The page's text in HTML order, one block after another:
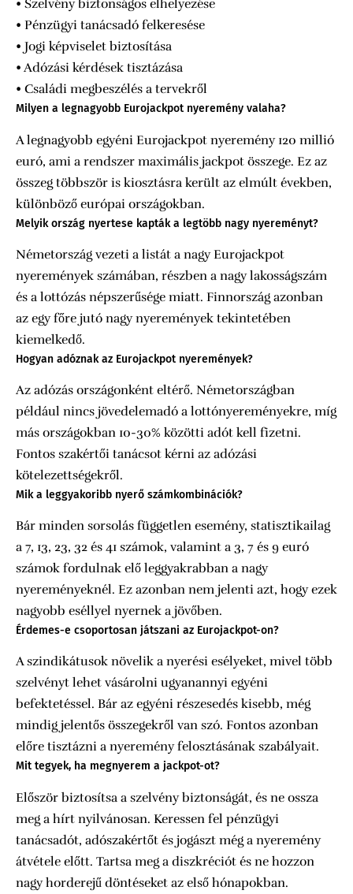
• Szelvény biztonságos elhelyezése
• Pénzügyi tanácsadó felkeresése
• Jogi képviselet biztosítása
• Adózási kérdések tisztázása
• Családi megbeszélés a tervekről
Milyen a legnagyobb Eurojackpot nyeremény valaha?
A legnagyobb egyéni Eurojackpot nyeremény 120 millió
euró, ami a rendszer maximális jackpot összege. Ez az
összeg többször is kiosztásra került az elmúlt években,
különböző európai országokban.
Melyik ország nyertese kapták a legtöbb nagy nyereményt?
Németország vezeti a listát a nagy Eurojackpot
nyeremények számában, részben a nagy lakosságszám
és a lottózás népszerűsége miatt. Finnország azonban
az egy főre jutó nagy nyeremények tekintetében
kiemelkedő.
Hogyan adóznak az Eurojackpot nyeremények?
Az adózás országonként eltérő. Németországban
például nincs jövedelemadó a lottónyereményekre, míg
más országokban 10-30% közötti adót kell fizetni.
Fontos szakértői tanácsot kérni az adózási
kötelezettségekről.
Mik a leggyakoribb nyerő számkombinációk?
Bár minden sorsolás független esemény, statisztikailag
a 7, 13, 23, 32 és 41 számok, valamint a 3, 7 és 9 euró
számok fordulnak elő leggyakrabban a nagy
nyereményeknél. Ez azonban nem jelenti azt, hogy ezek
nagyobb eséllyel nyernek a jövőben.
Érdemes-e csoportosan játszani az Eurojackpot-on?
A szindikátusok növelik a nyerési esélyeket, mivel több
szelvényt lehet vásárolni ugyanannyi egyéni
befektetéssel. Bár az egyéni részesedés kisebb, még
mindig jelentős összegekről van szó. Fontos azonban
előre tisztázni a nyeremény felosztásának szabályait.
Mit tegyek, ha megnyerem a jackpot-ot?
Először biztosítsa a szelvény biztonságát, és ne ossza
meg a hírt nyilvánosan. Keressen fel pénzügyi
tanácsadót, adószakértőt és jogászt még a nyeremény
átvétele előtt. Tartsa meg a diszkréciót és ne hozzon
nagy horderejű döntéseket az első hónapokban.